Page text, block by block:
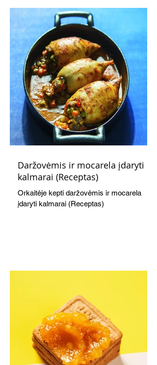
Daržovėmis ir mocarela įdaryti
kalmarai (Receptas)
Orkaitėje kepti daržovėmis ir mocarela
įdaryti kalmarai (Receptas)